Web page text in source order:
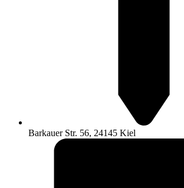
Barkauer Str. 56, 24145 Kiel